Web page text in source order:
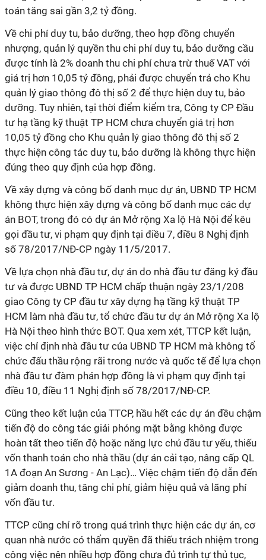
toán tăng sai gần 3,2 tỷ đồng.
Về chi phí duy tu, bảo dưỡng, theo hợp đồng chuyển
nhượng, quản lý quyền thu chi phí duy tu, bảo dưỡng cầu
được tính là 2% doanh thu chi phí chưa trừ thuế VAT với
giá trị hơn 10,05 tỷ đồng, phải được chuyển trả cho Khu
quản lý giao thông đô thị số 2 để thực hiện duy tu, bảo
dưỡng. Tuy nhiên, tại thời điểm kiểm tra, Công ty CP Đầu
tư hạ tầng kỹ thuật TP HCM chưa chuyển giá trị hơn
10,05 tỷ đồng cho Khu quản lý giao thông đô thị số 2
thực hiện công tác duy tu, bảo dưỡng là không thực hiện
đúng theo quy định của hợp đồng.
Về xây dựng và công bố danh mục dự án, UBND TP HCM
không thực hiện xây dựng và công bố danh mục các dự
án BOT, trong đó có dự án Mở rộng Xa lộ Hà Nội để kêu
gọi đầu tư, vi phạm quy định tại điều 7, điều 8 Nghị định
số 78/2017/NĐ-CP ngày 11/5/2017.
Về lựa chọn nhà đầu tư, dự án do nhà đầu tư đăng ký đầu
tư và được UBND TP HCM chấp thuận ngày 23/1/208
giao Công ty CP đầu tư xây dựng hạ tầng kỹ thuật TP
HCM làm nhà đầu tư, tổ chức đầu tư dự án Mở rộng Xa lộ
Hà Nội theo hình thức BOT. Qua xem xét, TTCP kết luận,
việc chỉ định nhà đầu tư của UBND TP HCM mà không tổ
chức đấu thầu rộng rãi trong nước và quốc tế để lựa chọn
nhà đầu tư đàm phán hợp đồng là vi phạm quy định tại
điều 10, điều 11 Nghị định số 78/2017/NĐ-CP.
Cũng theo kết luận của TTCP, hầu hết các dự án đều chậm
tiến độ do công tác giải phóng mặt bằng không được
hoàn tất theo tiến độ hoặc năng lực chủ đầu tư yếu, thiếu
vốn thanh toán cho nhà thầu (dự án cải tạo, nâng cấp QL
1A đoạn An Sương - An Lạc)… Việc chậm tiến độ dẫn đến
giảm doanh thu, tăng chi phí, giảm hiệu quả và lãng phí
vốn đầu tư.
TTCP cũng chỉ rõ trong quá trình thực hiện các dự án, cơ
quan nhà nước có thẩm quyền đã thiếu trách nhiệm trong
công việc nên nhiều hợp đồng chưa đủ trình tự thủ tục,